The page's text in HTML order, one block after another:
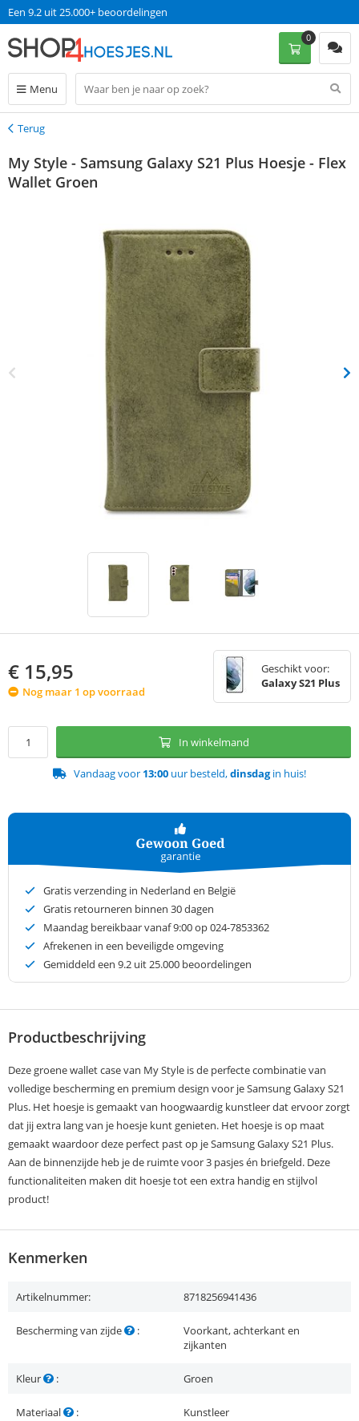
Een 9.2 uit 25.000+ beoordelingen
Menu
0
Terug
Terug
My Style - Samsung Galaxy S21 Plus Hoesje - Flex
Wallet Groen
€ 15,95
Nog maar 1 op voorraad
Geschikt voor:
Galaxy S21 Plus
In winkelmand
Vandaag voor 13:00 uur besteld,dinsdagin huis!
Gratis verzending in Nederland en België
Gratis retourneren binnen 30 dagen
Maandag bereikbaar vanaf 9:00 op 024-7853362
Afrekenen in een beveiligde omgeving
Gemiddeld een 9.2 uit 25.000 beoordelingen
Productbeschrijving
Deze groene wallet case van My Style is de perfecte combinatie van
volledige bescherming en premium design voor je Samsung Galaxy S21
Plus. Het hoesje is gemaakt van hoogwaardig kunstleer dat ervoor zorgt
dat jij extra lang van je hoesje kunt genieten. Het hoesje is op maat
gemaakt waardoor deze perfect past op je Samsung Galaxy S21 Plus.
Aan de binnenzijde heb je de ruimte voor 3 pasjes én briefgeld. Deze
functionaliteiten maken dit hoesje tot een extra handig en stijlvol
product!
Kenmerken
Artikelnummer: 8718256941436
Bescherming van zijde :
Voorkant, achterkant en
zijkanten
Kleur : Groen
Materiaal : Kunstleer